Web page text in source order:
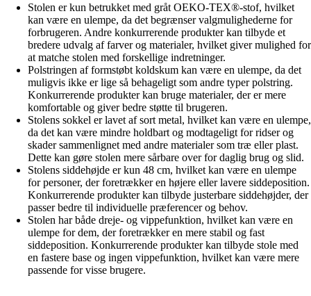
Stolen er kun betrukket med gråt OEKO-TEX®-stof, hvilket
kan være en ulempe, da det begrænser valgmulighederne for
forbrugeren. Andre konkurrerende produkter kan tilbyde et
bredere udvalg af farver og materialer, hvilket giver mulighed for
at matche stolen med forskellige indretninger.
Polstringen af formstøbt koldskum kan være en ulempe, da det
muligvis ikke er lige så behageligt som andre typer polstring.
Konkurrerende produkter kan bruge materialer, der er mere
komfortable og giver bedre støtte til brugeren.
Stolens sokkel er lavet af sort metal, hvilket kan være en ulempe,
da det kan være mindre holdbart og modtageligt for ridser og
skader sammenlignet med andre materialer som træ eller plast.
Dette kan gøre stolen mere sårbare over for daglig brug og slid.
Stolens siddehøjde er kun 48 cm, hvilket kan være en ulempe
for personer, der foretrækker en højere eller lavere siddeposition.
Konkurrerende produkter kan tilbyde justerbare siddehøjder, der
passer bedre til individuelle præferencer og behov.
Stolen har både dreje- og vippefunktion, hvilket kan være en
ulempe for dem, der foretrækker en mere stabil og fast
siddeposition. Konkurrerende produkter kan tilbyde stole med
en fastere base og ingen vippefunktion, hvilket kan være mere
passende for visse brugere.